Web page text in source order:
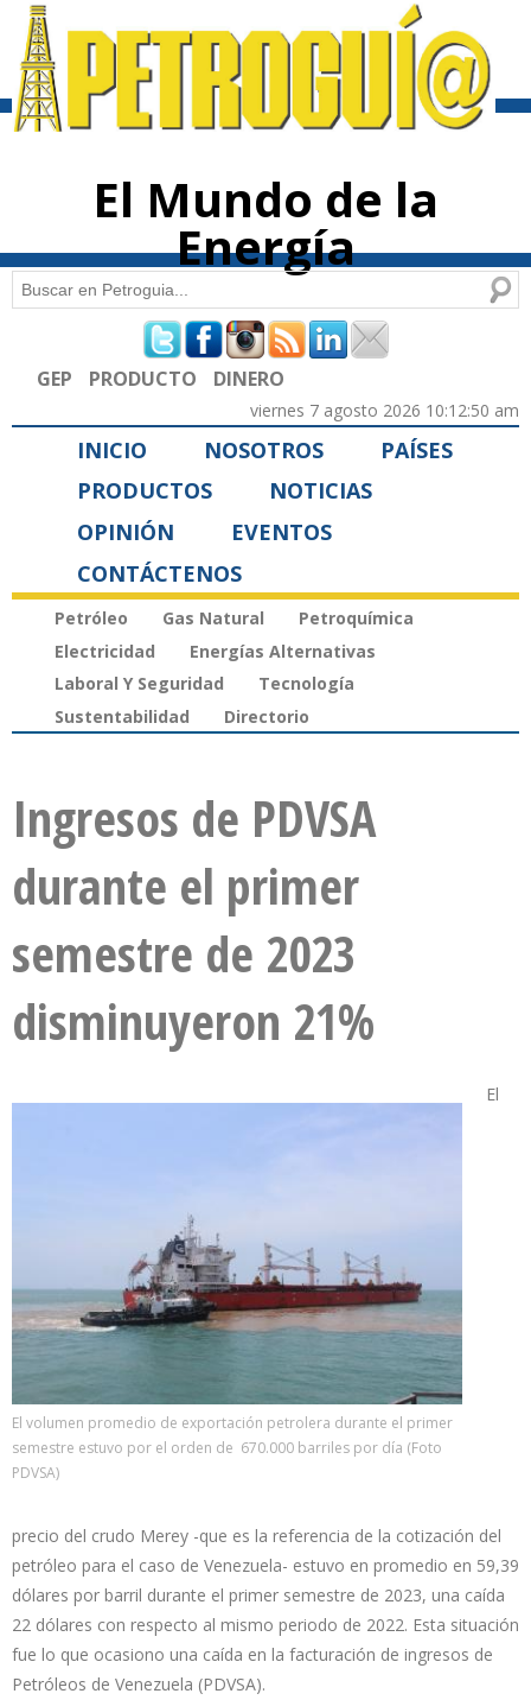
contenido
El Mundo de la
Energía
Formulario de búsqueda
Buscar
GEP PRODUCTO DINERO
viernes 7 agosto 2026 10:12:50 am
INICIO NOSOTROS
PAÍSES
PRODUCTOS
NOTICIAS
OPINIÓN
EVENTOS
CONTÁCTENOS
Petróleo Gas Natural
Petroquímica
Electricidad
Energías Alternativas
Laboral Y Seguridad
Tecnología
Sustentabilidad
Directorio
Ingresos de PDVSA
durante el primer
semestre de 2023
disminuyeron 21%
El volumen promedio de exportación petrolera durante el primer
semestre estuvo por el orden de 670.000 barriles por día (Foto
PDVSA)
El
precio del crudo Merey -que es la referencia de la cotización del
petróleo para el caso de Venezuela- estuvo en promedio en 59,39
dólares por barril durante el primer semestre de 2023, una caída
22 dólares con respecto al mismo periodo de 2022. Esta situación
fue lo que ocasiono una caída en la facturación de ingresos de
Petróleos de Venezuela (PDVSA).